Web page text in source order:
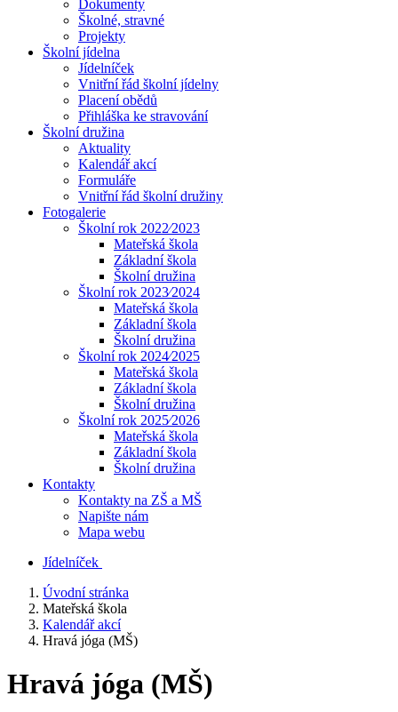
Dokumenty
Školné, stravné
Projekty
Školní jídelna
Jídelníček
Vnitřní řád školní jídelny
Placení obědů
Přihláška ke stravování
Školní družina
Aktuality
Kalendář akcí
Formuláře
Vnitřní řád školní družiny
Fotogalerie
Školní rok 2022⁄2023
Mateřská škola
Základní škola
Školní družina
Školní rok 2023⁄2024
Mateřská škola
Základní škola
Školní družina
Školní rok 2024⁄2025
Mateřská škola
Základní škola
Školní družina
Školní rok 2025⁄2026
Mateřská škola
Základní škola
Školní družina
Kontakty
Kontakty na ZŠ a MŠ
Napište nám
Mapa webu
Jídelníček
Úvodní stránka
Mateřská škola
Kalendář akcí
Hravá jóga (MŠ)
Hravá jóga (MŠ)